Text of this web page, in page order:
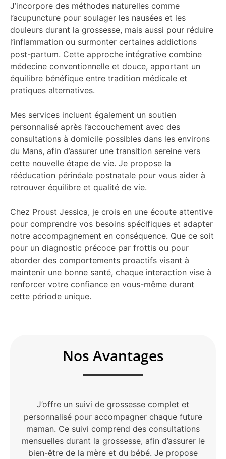
J’incorpore des méthodes naturelles comme
l’acupuncture pour soulager les nausées et les
douleurs durant la grossesse, mais aussi pour réduire
l’inflammation ou surmonter certaines addictions
post-partum. Cette approche intégrative combine
médecine conventionnelle et douce, apportant un
équilibre bénéfique entre tradition médicale et
pratiques alternatives.
Mes services incluent également un soutien
personnalisé après l’accouchement avec des
consultations à domicile possibles dans les environs
du Mans, afin d’assurer une transition sereine vers
cette nouvelle étape de vie. Je propose la
rééducation périnéale postnatale pour vous aider à
retrouver équilibre et qualité de vie.
Chez Proust Jessica, je crois en une écoute attentive
pour comprendre vos besoins spécifiques et adapter
notre accompagnement en conséquence. Que ce soit
pour un diagnostic précoce par frottis ou pour
aborder des comportements proactifs visant à
maintenir une bonne santé, chaque interaction vise à
renforcer votre confiance en vous-même durant
cette période unique.
Nos Avantages
J’offre un suivi de grossesse complet et
personnalisé pour accompagner chaque future
maman. Ce suivi comprend des consultations
mensuelles durant la grossesse, afin d’assurer le
bien-être de la mère et du bébé. Je propose